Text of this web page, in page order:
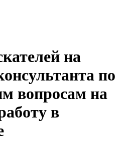
на
по
вопросам на
в